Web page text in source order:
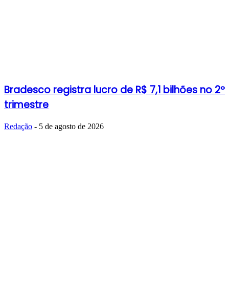
Bradesco registra lucro de R$ 7,1 bilhões no 2º
trimestre
Redação - 5 de agosto de 2026